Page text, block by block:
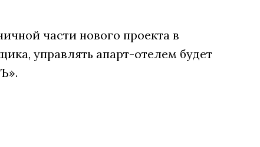
части нового проекта в
управлять апарт-отелем будет